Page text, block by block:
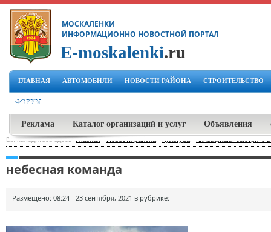
МОСКАЛЕНКИ
ИНФОРМАЦИОННО НОВОСТНОЙ ПОРТАЛ
E-moskalenki.ru
ГЛАВНАЯ АВТОМОБИЛИ НОВОСТИ РАЙОНА СТРОИТЕЛЬСТВО
ФОРУМ
Реклама Каталог организаций и услуг Объявления
Вы находитесь здесь:Главная-Новости района Культура Киноафиша: смотрите
небесная команда
Размещено: 08:24 - 23 сентября, 2021 в рубрике: